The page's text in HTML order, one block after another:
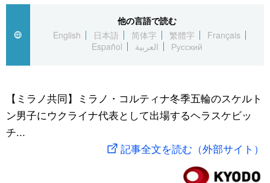
Русский
経済・ビジネス
国際
文化
トップ
アーカイブ
In-depth
Japan Data
動画/Live
スポーツ・東京2020
他の言語で読む
English
日本語 简体字 繁體字
Français
Español
العربية Русский
【ミラノ共同】ミラノ・コルティナ冬季五輪のスケルト
ン男子にウクライナ代表として出場するヘラスケビッ
チ...
記事全文を読む（外部サイト）